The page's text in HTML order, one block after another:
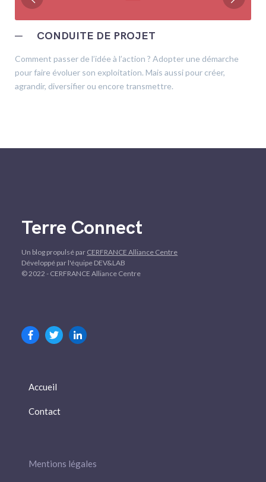
─ CONDUITE DE PROJET
Comment passer de l’idée à l’action ? Adopter une démarche
pour faire évoluer son exploitation. Mais aussi pour créer,
agrandir, diversifier ou encore transmettre.
Terre Connect
Un blog propulsé par CERFRANCE Alliance Centre
Développé par l'équipe DEV&LAB
© 2022 - CERFRANCE Alliance Centre
Accueil
Contact
Mentions légales